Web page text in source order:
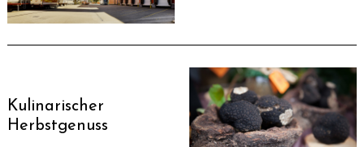
Kulinarischer
Herbstgenuss